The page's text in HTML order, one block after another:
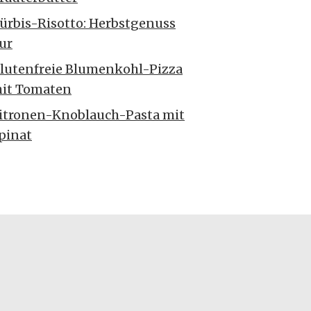
Risotto: Herbstgenuss
Blumenkohl-Pizza
Tomaten
Knoblauch-Pasta mit